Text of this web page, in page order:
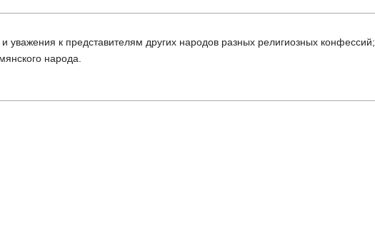
уважения к представителям других народов разных религиозных конфессий;
народа.